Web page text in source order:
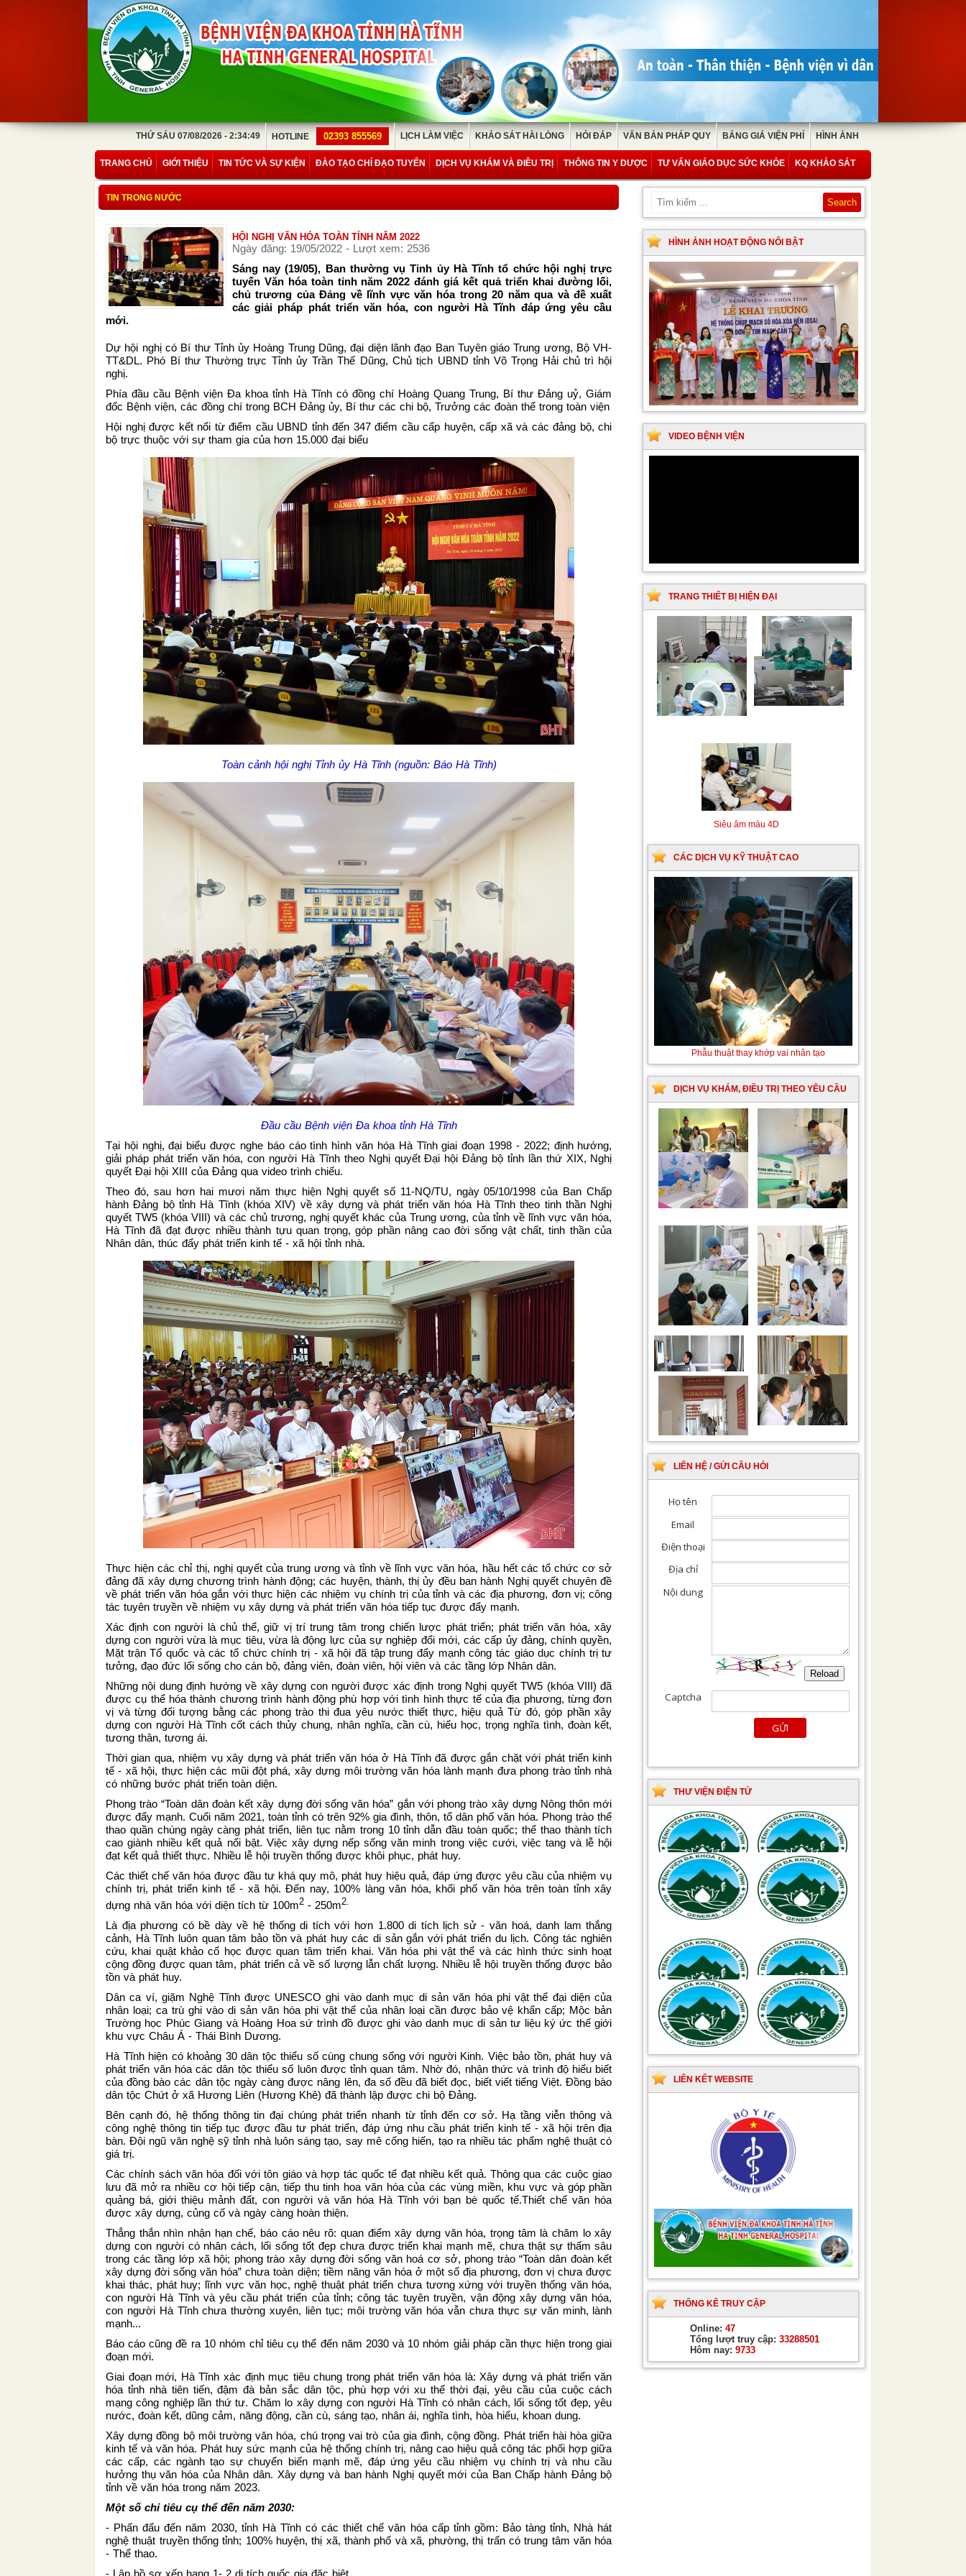
THỨ SÁU 07/08/2026 - 2:34:49 HOTLINE 02393 855569 LỊCH LÀM VIỆC KHẢO SÁT HÀI LÒNG HỎI ĐÁP VĂN BẢN PHÁP QUY BẢNG GIÁ VIỆN PHÍ HÌNH ẢNH
TRANG CHỦ GIỚI THIỆU TIN TỨC VÀ SỰ KIỆN ĐÀO TẠO CHỈ ĐẠO TUYẾN DỊCH VỤ KHÁM VÀ ĐIỀU TRỊ THÔNG TIN Y DƯỢC TƯ VẤN GIÁO DỤC SỨC KHỎE KQ KHẢO SÁT
TIN TRONG NƯỚC
HỘI NGHỊ VĂN HÓA TOÀN TỈNH NĂM 2022
Ngày đăng: 19/05/2022 - Lượt xem: 2536
Sáng nay (19/05), Ban thường vụ Tỉnh ủy Hà Tĩnh tổ chức hội nghị trực
tuyến Văn hóa toàn tỉnh năm 2022 đánh giá kết quả triển khai đường lối,
chủ trương của Đảng về lĩnh vực văn hóa trong 20 năm qua và đề xuất
các giải pháp phát triển văn hóa, con người Hà Tĩnh đáp ứng yêu cầu
mới.
Dự hội nghị có Bí thư Tỉnh ủy Hoàng Trung Dũng, đại diện lãnh đạo Ban Tuyên giáo Trung ương, Bộ VH-
TT&DL. Phó Bí thư Thường trực Tỉnh ủy Trần Thế Dũng, Chủ tịch UBND tỉnh Võ Trọng Hải chủ trì hội
nghị.
Phía đầu cầu Bệnh viện Đa khoa tỉnh Hà Tĩnh có đồng chí Hoàng Quang Trung, Bí thư Đảng uỷ, Giám
đốc Bệnh viện, các đồng chí trong BCH Đảng ủy, Bí thư các chi bộ, Trưởng các đoàn thể trong toàn viện
Hội nghị được kết nối từ điểm cầu UBND tỉnh đến 347 điểm cầu cấp huyện, cấp xã và các đảng bộ, chi
bộ trực thuộc với sự tham gia của hơn 15.000 đại biểu
Toàn cảnh hội nghị Tỉnh ủy Hà Tĩnh (nguồn: Báo Hà Tĩnh)
Đầu cầu Bệnh viện Đa khoa tỉnh Hà Tĩnh
Tại hội nghị, đại biểu được nghe báo cáo tình hình văn hóa Hà Tĩnh giai đoạn 1998 - 2022; định hướng,
giải pháp phát triển văn hóa, con người Hà Tĩnh theo Nghị quyết Đại hội Đảng bộ tỉnh lần thứ XIX, Nghị
quyết Đại hội XIII của Đảng qua video trình chiếu.
Theo đó, sau hơn hai mươi năm thực hiện Nghị quyết số 11-NQ/TU, ngày 05/10/1998 của Ban Chấp
hành Đảng bộ tỉnh Hà Tĩnh (khóa XIV) về xây dựng và phát triển văn hóa Hà Tĩnh theo tinh thần Nghị
quyết TW5 (khóa VIII) và các chủ trương, nghị quyết khác của Trung ương, của tỉnh về lĩnh vực văn hóa,
Hà Tĩnh đã đạt được nhiều thành tựu quan trọng, góp phần nâng cao đời sống vật chất, tinh thần của
Nhân dân, thúc đẩy phát triển kinh tế - xã hội tỉnh nhà.
Thực hiện các chỉ thị, nghị quyết của trung ương và tỉnh về lĩnh vực văn hóa, hầu hết các tổ chức cơ sở
đảng đã xây dựng chương trình hành động; các huyện, thành, thị ủy đều ban hành Nghị quyết chuyên đề
về phát triển văn hóa gắn với thực hiện các nhiệm vụ chính trị của tỉnh và các địa phương, đơn vị; công
tác tuyên truyền về nhiệm vụ xây dựng và phát triển văn hóa tiếp tục được đẩy mạnh.
Xác định con người là chủ thể, giữ vị trí trung tâm trong chiến lược phát triển; phát triển văn hóa, xây
dựng con người vừa là mục tiêu, vừa là động lực của sự nghiệp đổi mới, các cấp ủy đảng, chính quyền,
Mặt trận Tổ quốc và các tổ chức chính trị - xã hội đã tập trung đẩy mạnh công tác giáo dục chính trị tư
tưởng, đạo đức lối sống cho cán bộ, đảng viên, đoàn viên, hội viên và các tầng lớp Nhân dân.
Những nội dung định hướng về xây dựng con người được xác định trong Nghị quyết TW5 (khóa VIII) đã
được cụ thể hóa thành chương trình hành động phù hợp với tình hình thực tế của địa phương, từng đơn
vị và từng đối tượng bằng các phong trào thi đua yêu nước thiết thực, hiệu quả Từ đó, góp phần xây
dựng con người Hà Tĩnh cốt cách thủy chung, nhân nghĩa, cần cù, hiếu học, trọng nghĩa tình, đoàn kết,
tương thân, tương ái.
Thời gian qua, nhiệm vụ xây dựng và phát triển văn hóa ở Hà Tĩnh đã được gắn chặt với phát triển kinh
tế - xã hội, thực hiện các mũi đột phá, xây dựng môi trường văn hóa lành mạnh đưa phong trào tỉnh nhà
có những bước phát triển toàn diện.
Phong trào “Toàn dân đoàn kết xây dựng đời sống văn hóa” gắn với phong trào xây dựng Nông thôn mới
được đẩy mạnh. Cuối năm 2021, toàn tỉnh có trên 92% gia đình, thôn, tổ dân phố văn hóa. Phong trào thể
thao quần chúng ngày càng phát triển, liên tục nằm trong 10 tỉnh dẫn đầu toàn quốc; thể thao thành tích
cao giành nhiều kết quả nổi bật. Việc xây dựng nếp sống văn minh trong việc cưới, việc tang và lễ hội
đạt kết quả thiết thực. Nhiều lễ hội truyền thống được khôi phục, phát huy.
Các thiết chế văn hóa được đầu tư khá quy mô, phát huy hiệu quả, đáp ứng được yêu cầu của nhiệm vụ
chính trị, phát triển kinh tế - xã hội. Đến nay, 100% làng văn hóa, khối phố văn hóa trên toàn tỉnh xây
dựng nhà văn hóa với diện tích từ 100m2 - 250m2.
Là địa phương có bề dày về hệ thống di tích với hơn 1.800 di tích lịch sử - văn hoá, danh lam thắng
cảnh, Hà Tĩnh luôn quan tâm bảo tồn và phát huy các di sản gắn với phát triển du lịch. Công tác nghiên
cứu, khai quật khảo cổ học được quan tâm triển khai. Văn hóa phi vật thể và các hình thức sinh hoạt
cộng đồng được quan tâm, phát triển cả về số lượng lẫn chất lượng. Nhiều lễ hội truyền thống được bảo
tồn và phát huy.
Dân ca ví, giặm Nghệ Tĩnh được UNESCO ghi vào danh mục di sản văn hóa phi vật thể đại diện của
nhân loại; ca trù ghi vào di sản văn hóa phi vật thể của nhân loại cần được bảo vệ khẩn cấp; Mộc bản
Trường học Phúc Giang và Hoàng Hoa sứ trình đồ được ghi vào danh mục di sản tư liệu ký ức thế giới
khu vực Châu Á - Thái Bình Dương.
Hà Tĩnh hiện có khoảng 30 dân tộc thiểu số cùng chung sống với người Kinh. Việc bảo tồn, phát huy và
phát triển văn hóa các dân tộc thiểu số luôn được tỉnh quan tâm. Nhờ đó, nhận thức và trình độ hiểu biết
của đồng bào các dân tộc ngày càng được nâng lên, đa số đều đã biết đọc, biết viết tiếng Việt. Đồng bào
dân tộc Chứt ở xã Hương Liên (Hương Khê) đã thành lập được chi bộ Đảng.
Bên cạnh đó, hệ thống thông tin đại chúng phát triển nhanh từ tỉnh đến cơ sở. Hạ tầng viễn thông và
công nghệ thông tin tiếp tục được đầu tư phát triển, đáp ứng nhu cầu phát triển kinh tế - xã hội trên địa
bàn. Đội ngũ văn nghệ sỹ tỉnh nhà luôn sáng tạo, say mê cống hiến, tạo ra nhiều tác phẩm nghệ thuật có
giá trị.
Các chính sách văn hóa đối với tôn giáo và hợp tác quốc tế đạt nhiều kết quả. Thông qua các cuộc giao
lưu đã mở ra nhiều cơ hội tiếp cận, tiếp thu tinh hoa văn hóa của các vùng miền, khu vực và góp phần
quảng bá, giới thiệu mảnh đất, con người và văn hóa Hà Tĩnh với bạn bè quốc tế.Thiết chế văn hóa
được xây dựng, củng cố và ngày càng hoàn thiện.
Thẳng thắn nhìn nhận hạn chế, báo cáo nêu rõ: quan điểm xây dựng văn hóa, trọng tâm là chăm lo xây
dựng con người có nhân cách, lối sống tốt đẹp chưa được triển khai mạnh mẽ, chưa thật sự thấm sâu
trong các tầng lớp xã hội; phong trào xây dựng đời sống văn hoá cơ sở, phong trào “Toàn dân đoàn kết
xây dựng đời sống văn hóa” chưa toàn diện; tiềm năng văn hóa ở một số địa phương, đơn vị chưa được
khai thác, phát huy; lĩnh vực văn học, nghệ thuật phát triển chưa tương xứng với truyền thống văn hóa,
con người Hà Tĩnh và yêu cầu phát triển của tỉnh; công tác tuyên truyền, vận động xây dựng văn hóa,
con người Hà Tĩnh chưa thường xuyên, liên tục; môi trường văn hóa vẫn chưa thực sự văn minh, lành
mạnh...
Báo cáo cũng đề ra 10 nhóm chỉ tiêu cụ thể đến năm 2030 và 10 nhóm giải pháp cần thực hiện trong giai
đoạn mới.
Giai đoạn mới, Hà Tĩnh xác định mục tiêu chung trong phát triển văn hóa là: Xây dựng và phát triển văn
hóa tỉnh nhà tiên tiến, đậm đà bản sắc dân tộc, phù hợp với xu thế thời đại, yêu cầu của cuộc cách
mạng công nghiệp lần thứ tư. Chăm lo xây dựng con người Hà Tĩnh có nhân cách, lối sống tốt đẹp, yêu
nước, đoàn kết, dũng cảm, năng động, cần cù, sáng tạo, nhân ái, nghĩa tình, hòa hiếu, khoan dung.
Xây dựng đồng bộ môi trường văn hóa, chú trọng vai trò của gia đình, cộng đồng. Phát triển hài hòa giữa
kinh tế và văn hóa. Phát huy sức mạnh của hệ thống chính trị, nâng cao hiệu quả công tác phối hợp giữa
các cấp, các ngành tạo sự chuyển biến mạnh mẽ, đáp ứng yêu cầu nhiệm vụ chính trị và nhu cầu
hưởng thụ văn hóa của Nhân dân. Xây dựng và ban hành Nghị quyết mới của Ban Chấp hành Đảng bộ
tỉnh về văn hóa trong năm 2023.
Một số chỉ tiêu cụ thể đến năm 2030:
- Phấn đấu đến năm 2030, tỉnh Hà Tĩnh có các thiết chế văn hóa cấp tỉnh gồm: Bảo tàng tỉnh, Nhà hát
nghệ thuật truyền thống tỉnh; 100% huyện, thị xã, thành phố và xã, phường, thị trấn có trung tâm văn hóa
- Thể thao.
- Lập hồ sơ xếp hạng 1- 2 di tích quốc gia đặc biệt...
HÌNH ẢNH HOẠT ĐỘNG NỔI BẬT
VIDEO BỆNH VIỆN
TRANG THIẾT BỊ HIỆN ĐẠI
Siêu âm Doppler xuyên
sọ
Kỹ thuật chụp mạch máu
não bằng hệ thống chụp
Siêu âm màu 4D
CÁC DỊCH VỤ KỸ THUẬT CAO
thuật
nhân
Thay máu sơ sinh do bất đồng nhóm máu
DỊCH VỤ KHÁM, ĐIỀU TRỊ THEO YÊU CẦU
Trung tâm chăm sóc
mẹ bầu và sau sinh
Khám bệnh nhân mắc
các bệnh lý về xương,
khớp
Chiếu tia Plasma lạnh
hỗ trợ điều trị vết
thương
Khám bệnh nhân sau
phẫu thuật
Khám Ngoại khoa
Đội ngũ hướng dẫn
chuyên nghiệp, tận tình
LIÊN HỆ / GỬI CÂU HỎI
THƯ VIỆN ĐIỆN TỬ
Tài liệu Hướng dẫn
phòng ngừa nhiễm
khuẩn vết mổ
Hướng dẫn chẩn đoán
và điều trị một số bệnh
truyền nhiễm
Hướng dẫn quy trình kỹ
thuật Chuyên khoa
Phẫu thuật Tiết niệu
Hướng dẫn Quy trình
kỹ thuật Nhi khoa
LIÊN KẾT WEBSITE
THỐNG KÊ TRUY CẬP
Online: 47
Tổng lượt truy cập: 33288501
Hôm nay: 9733